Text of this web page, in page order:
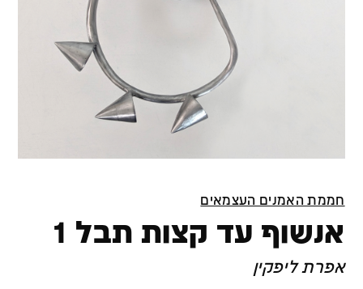
חממת האמנים העצמאים
אנשוף עד קצות תבל 1
אפרת ליפקין